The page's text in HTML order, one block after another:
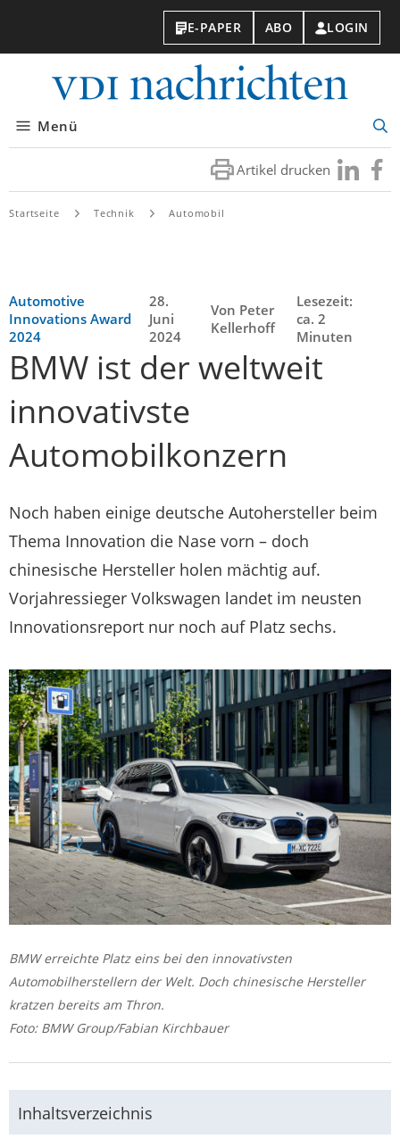
E-PAPER ABO LOGIN
Menü
Artikel drucken Besuchen
Sie
Sie
Startseite Technik Automobil
Automotive
Innovations Award
2024
28.
Juni
2024
Von Peter
Kellerhoff
Lesezeit:
ca. 2
Minuten
BMW ist der weltweit
innovativste
Automobilkonzern
Noch haben einige deutsche Autohersteller beim
Thema Innovation die Nase vorn – doch
chinesische Hersteller holen mächtig auf.
Vorjahressieger Volkswagen landet im neusten
Innovationsreport nur noch auf Platz sechs.
BMW erreichte Platz eins bei den innovativsten
Automobilherstellern der Welt. Doch chinesische Hersteller
kratzen bereits am Thron.
Foto: BMW Group/Fabian Kirchbauer
Inhaltsverzeichnis